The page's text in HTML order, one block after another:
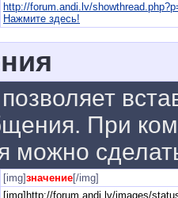
http://forum.andi.lv/
Нажмите здесь!
При
можно
[img]значение[/img]
[img]http://forum.andi.lv/images/